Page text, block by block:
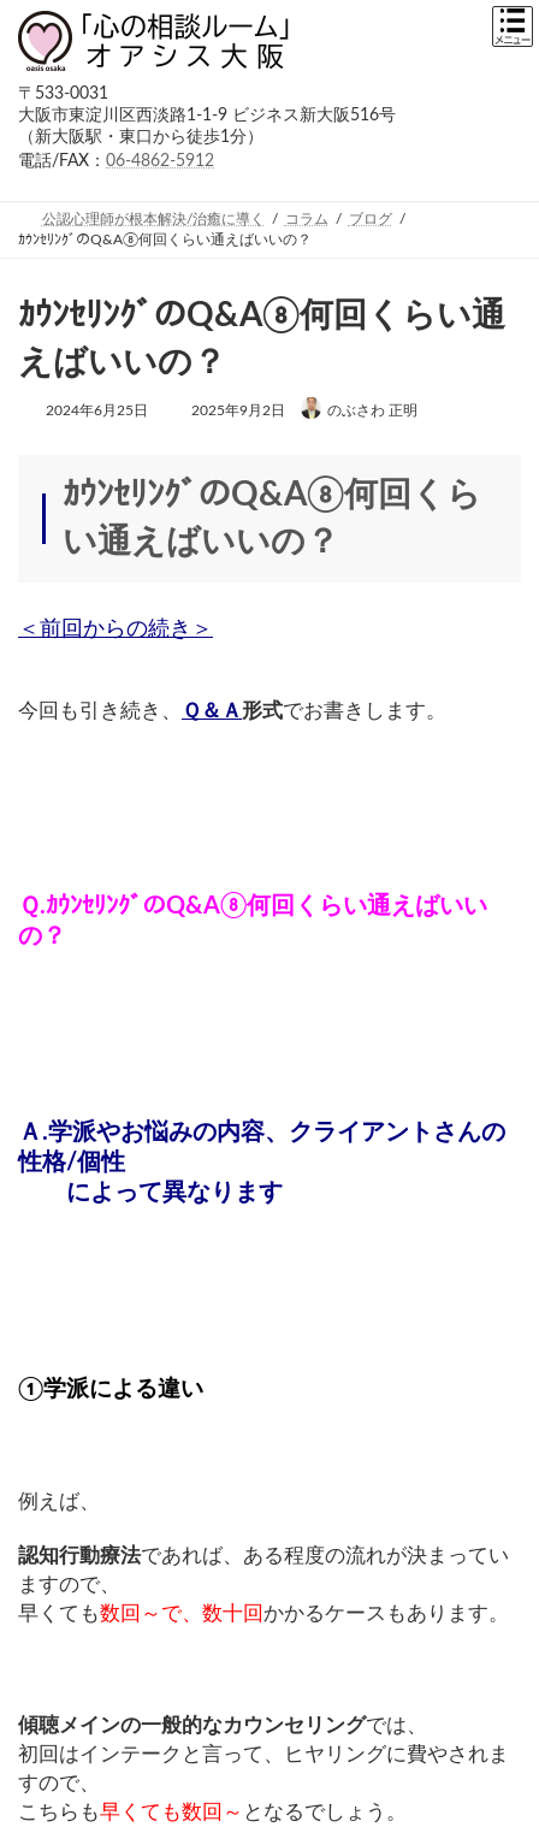
〒533-0031
大阪市東淀川区西淡路1-1-9 ビジネス新大阪516号
（新大阪駅・東口から徒歩1分）
電話/FAX： 06-4862-5912
公認心理師が根本解決/治癒に導く コラム
ブログ
ｶｳﾝｾﾘﾝｸﾞのQ&A⑧何回くらい通えばいいの？
ｶｳﾝｾﾘﾝｸﾞのQ&A⑧何回くらい通
えばいいの？
2024年6月25日
最
日
時
:
2025年9月2日 のぶさわ 正明
ｶｳﾝｾﾘﾝｸﾞのQ&A⑧何回くら
い通えばいいの？
＜前回からの続き＞
今回も引き続き、 Ｑ＆Ａ形式でお書きします。
Ｑ.ｶｳﾝｾﾘﾝｸﾞのQ&A⑧何回くらい通えばいい
の？
Ａ.学派やお悩みの内容、クライアントさんの
性格/個性
によって異なります
①学派による違い
例えば、
認知行動療法であれば、ある程度の流れが決まってい
ますので、
早くても数回～で、数十回 かかるケースもあります。
傾聴メインの一般的なカウンセリングでは、
初回はインテークと言って、ヒヤリングに費やされま
すので、
こちらも早くても数回～ となるでしょう。